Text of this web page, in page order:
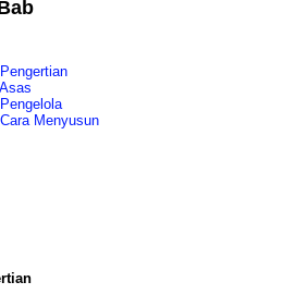
Menyusun